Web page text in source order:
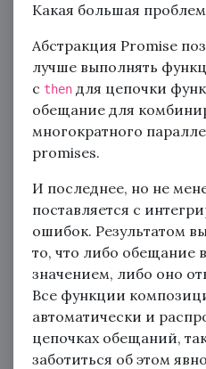
Какая большая
Абстракция Promise
лучше выполнять
с then для цепочки
обещание для
многократного
promises.
И последнее, но не
поставляется с
ошибок. Результатом
то, что либо обещание
значением, либо оно
Все функции
автоматически и
цепочках обещаний,
заботиться об этом